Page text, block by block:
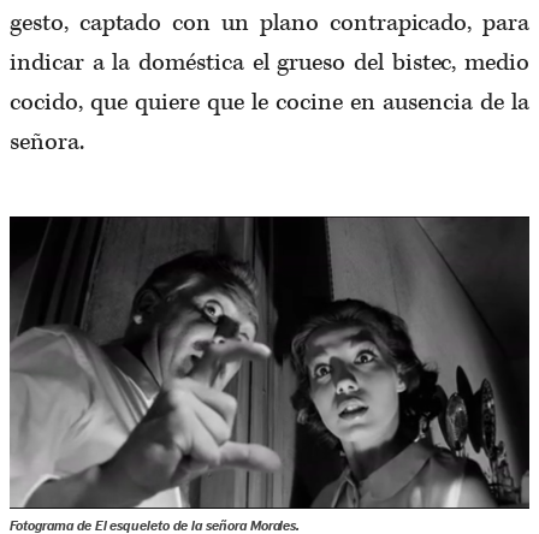
gesto, captado con un plano contrapicado, para
indicar a la doméstica el grueso del bistec, medio
cocido, que quiere que le cocine en ausencia de la
señora.
Fotograma de El esqueleto de la señora Morales.